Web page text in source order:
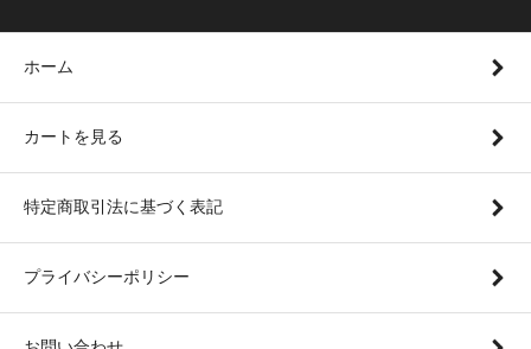
ホーム
カートを見る
特定商取引法に基づく表記
プライバシーポリシー